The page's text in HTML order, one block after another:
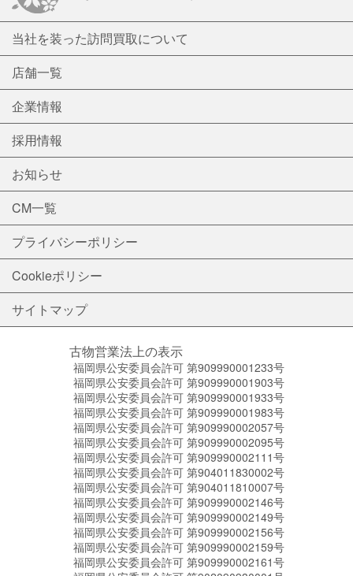
当社を装った訪問買取について
店舗一覧
企業情報
採用情報
お知らせ
CM一覧
プライバシーポリシー
Cookieポリシー
サイトマップ
古物営業法上の表示
福岡県公安委員会許可 第909990001233号
福岡県公安委員会許可 第909990001903号
福岡県公安委員会許可 第909990001933号
福岡県公安委員会許可 第909990001983号
福岡県公安委員会許可 第909990002057号
福岡県公安委員会許可 第909990002095号
福岡県公安委員会許可 第909990002111号
福岡県公安委員会許可 第904011830002号
福岡県公安委員会許可 第904011810007号
福岡県公安委員会許可 第909990002146号
福岡県公安委員会許可 第909990002149号
福岡県公安委員会許可 第909990002156号
福岡県公安委員会許可 第909990002159号
福岡県公安委員会許可 第909990002161号